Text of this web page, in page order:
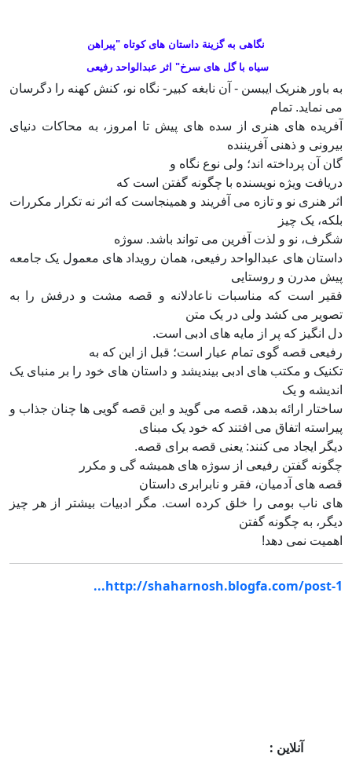
نگاهی به گزینة داستان های کوتاه "پیراهن
سیاه با گل های سرخ" اثر عبدالواحد رفیعی
به باور هنریک ایبسن - آن نابغه کبیر- نگاه نو، کنش کهنه را دگرسان
می نماید. تمام
آفریده های هنری از سده های پیش تا امروز، به محاکات دنیای
بیرونی و ذهنی آفریننده
گان آن پرداخته اند؛ ولی نوع نگاه و
دریافت ویژه نویسنده با چگونه گفتن است که
اثر هنری نو و تازه می آفریند و همینجاست که اثر نه تکرار مکررات
بلکه، یک چیز
شگرف، نو و لذت آفرین می تواند باشد. سوژه
داستان های عبدالواحد رفیعی، همان رویداد های معمول یک جامعه
پیش مدرن و روستایی
فقیر است که مناسبات ناعادلانه و قصه مشت و درفش را به
تصویر می کشد ولی در یک متن
دل انگیز که پر از مایه های ادبی است.
رفیعی قصه گوی تمام عیار است؛ قبل از این که به
تکنیک و مکتب های ادبی بیندیشد و داستان های خود را بر منبای یک
اندیشه و یک
ساختار ارائه بدهد، قصه می گوید و این قصه گویی ها چنان جذاب و
پیراسته اتفاق می افتند که خود یک مبنای
دیگر ایجاد می کنند: یعنی قصه برای قصه.
چگونه گفتن رفیعی از سوژه های همیشه گی و مکرر
قصه های آدمیان، فقر و نابرابری داستان
های ناب بومی را خلق کرده است. مگر ادبیات بیشتر از هر چیز
دیگر، به چگونه گفتن
اهمیت نمی دهد!
آنلاین :
http://shaharnosh.blogfa.com/post-1...